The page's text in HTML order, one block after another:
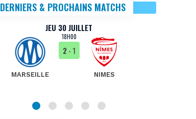
DERNIERS & PROCHAINS MATCHS
JEU 30 JUILLET
18H00
MARSEILLE
2- 1
NIMES